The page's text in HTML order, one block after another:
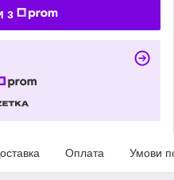
з
Оплата Умови